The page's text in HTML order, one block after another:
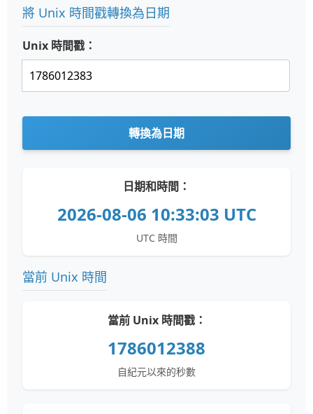
將 Unix 時間戳轉換為日期
Unix 時間戳：
轉換為日期
日期和時間：
2026-08-06 10:33:03 UTC
UTC 時間
當前 Unix 時間
當前 Unix 時間戳：
1786012388
自紀元以來的秒數